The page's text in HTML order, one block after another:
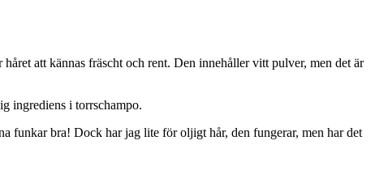
att kännas fräscht och rent. Den innehåller vitt pulver, men det är
ingrediens i torrschampo.
funkar bra! Dock har jag lite för oljigt hår, den fungerar, men har det